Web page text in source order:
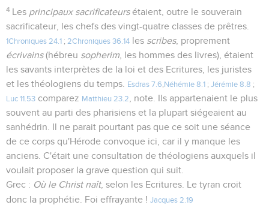
4 Les principaux sacrificateursétaient, outre le souverain
sacrificateur, les chefs des vingt-quatre classes de prêtres.
1Chroniques 24.1 ; 2Chroniques 36.14 les scribes, proprement
écrivains(hébreu sopherim , les hommes des livres), étaient
les savants interprètes de la loi et des Ecritures, les juristes
et les théologiens du temps.
Esdras 7.6 Néhémie 8.1 ; Jérémie 8.8 ;
Luc 11.53 comparez Matthieu 23.2
, note. Ils appartenaient le plus
souvent au parti des pharisiens et la plupart siégeaient au
sanhédrin. Il ne parait pourtant pas que ce soit une séance
de ce corps qu'Hérode convoque ici, car il y manque les
anciens. C'était une consultation de théologiens auxquels il
voulait proposer la grave question qui suit.
Grec : Où le Christ naît, selon les Ecritures. Le tyran croit
donc la prophétie. Foi effrayante ! Jacques 2.19